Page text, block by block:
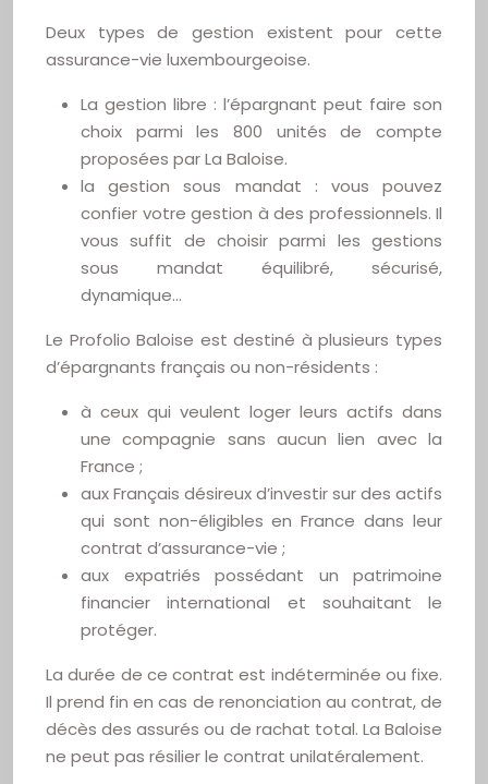
Deux types de gestion existent pour cette
assurance-vie luxembourgeoise.
La gestion libre : l’épargnant peut faire son
choix parmi les 800 unités de compte
proposées par La Baloise.
la gestion sous mandat : vous pouvez
confier votre gestion à des professionnels. Il
vous suffit de choisir parmi les gestions
sous mandat équilibré, sécurisé,
dynamique…
Le Profolio Baloise est destiné à plusieurs types
d’épargnants français ou non-résidents :
à ceux qui veulent loger leurs actifs dans
une compagnie sans aucun lien avec la
France ;
aux Français désireux d’investir sur des actifs
qui sont non-éligibles en France dans leur
contrat d’assurance-vie ;
aux expatriés possédant un patrimoine
financier international et souhaitant le
protéger.
La durée de ce contrat est indéterminée ou fixe.
Il prend fin en cas de renonciation au contrat, de
décès des assurés ou de rachat total. La Baloise
ne peut pas résilier le contrat unilatéralement.